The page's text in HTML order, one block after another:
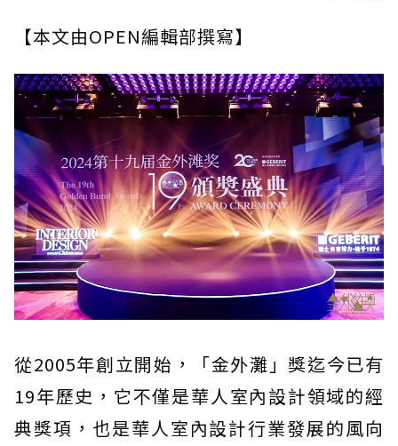
【本文由OPEN編輯部撰寫】
從2005年創立開始，「金外灘」獎迄今已有
19年歷史，它不僅是華人室內設計領域的經
典獎項，也是華人室內設計行業發展的風向